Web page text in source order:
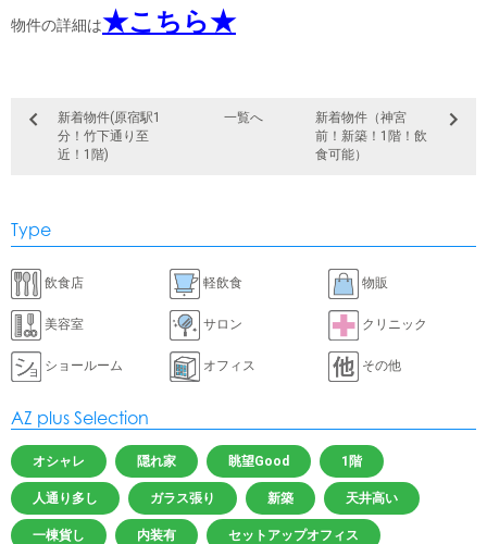
物件の詳細は★こちら★
新着物件(原宿駅1
分！竹下通り至
近！1階)
一覧へ
新着物件（神宮
前！新築！1階！飲
食可能）
Type
飲食店 軽飲食 物販
美容室 サロン クリニック
ショールーム オフィス その他
AZ plus Selection
オシャレ 隠れ家 眺望Good 1階
人通り多し ガラス張り 新築 天井高い
一棟貨し 内装有 セットアップオフィス